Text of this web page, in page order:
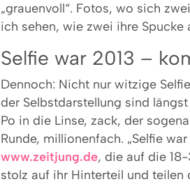
„grauenvoll“. Fotos, wo sich
ich sehen, wie zwei ihre Spucke
Selfie war 2013 –
Dennoch: Nicht nur witzige
der Selbstdarstellung sind
Po in die Linse, zack, der
Runde, millionenfach. „Selfie
www.zeitjung.de, die auf die
stolz auf ihr Hinterteil und